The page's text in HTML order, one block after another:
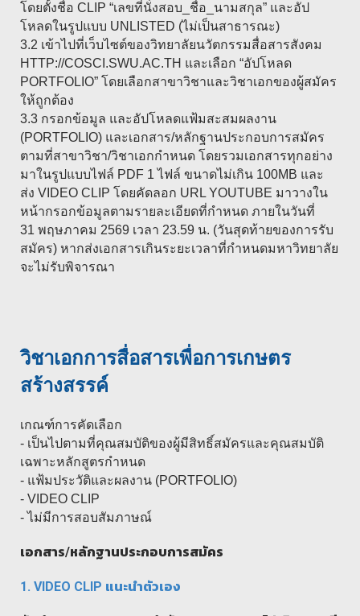
โดยตั้งชื่อ CLIP “เลขที่นั่งสอบ_ชื่อ_นามสกุล” และอัป
โหลดในรูปแบบ UNLISTED (ไม่เป็นสาธารณะ)
3.2 เข้าไปที่เว็บไซต์ของวิทยาลัยนวัตกรรมสื่อสารสังคม
HTTP://COSCI.SWU.AC.TH และเลือก “อัปโหลด
PORTFOLIO” โดยเลือกสาขาวิชาและวิชาเอกของผู้สมัคร
ให้ถูกต้อง
3.3 กรอกข้อมูล และอัปโหลดแฟ้มสะสมผลงาน
(PORTFOLIO) และเอกสาร/หลักฐานประกอบการสมัคร
ตามที่สาขาวิชา/วิชาเอกกำหนด โดยรวมเอกสารทุกอย่าง
มาในรูปแบบไฟล์ PDF 1 ไฟล์ ขนาดไม่เกิน 100MB และ
ส่ง VIDEO CLIP โดยคัดลอก URL YOUTUBE มาวางใน
หน้ากรอกข้อมูลตามรายละเอียดที่กำหนด ภายในวันที่
31 พฤษภาคม 2569 เวลา 23.59 น. (วันสุดท้ายของการรับ
สมัคร) หากส่งเอกสารเกินระยะเวลาที่กำหนดมหาวิทยาลัย
จะไม่รับพิจารณา
วิชาเอกการสื่อสารเพื่อการเกษตร
สร้างสรรค์
เกณฑ์การคัดเลือก
- เป็นไปตามที่คุณสมบัติของผู้มีสิทธิ์สมัครและคุณสมบัติ
เฉพาะหลักสูตรกำหนด
- แฟ้มประวัติและผลงาน (PORTFOLIO)
- VIDEO CLIP
- ไม่มีการสอบสัมภาษณ์
เอกสาร/หลักฐานประกอบการสมัคร
1. VIDEO CLIP แนะนำตัวเอง